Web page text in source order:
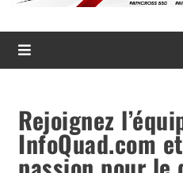
Rejoignez
InfoQuad.com